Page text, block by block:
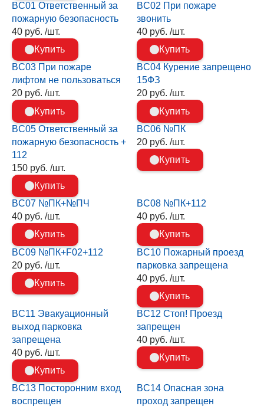
BC01 Ответственный за
пожарную безопасность
40 руб. /шт.
Купить
BC02 При пожаре
звонить
40 руб. /шт.
Купить
BC03 При пожаре
лифтом не пользоваться
20 руб. /шт.
Купить
BC04 Курение запрещено
15ФЗ
20 руб. /шт.
Купить
BC05 Ответственный за
пожарную безопасность +
112
150 руб. /шт.
Купить
BC06 №ПК
20 руб. /шт.
Купить
BC07 №ПК+№ПЧ
40 руб. /шт.
Купить
BC08 №ПК+112
40 руб. /шт.
Купить
BC09 №ПК+F02+112
20 руб. /шт.
Купить
BC10 Пожарный проезд
парковка запрещена
40 руб. /шт.
Купить
BC11 Эвакуационный
выход парковка
запрещена
40 руб. /шт.
Купить
BC12 Стоп! Проезд
запрещен
40 руб. /шт.
Купить
BC13 Посторонним вход
воспрещен
BC14 Опасная зона
проход запрещен